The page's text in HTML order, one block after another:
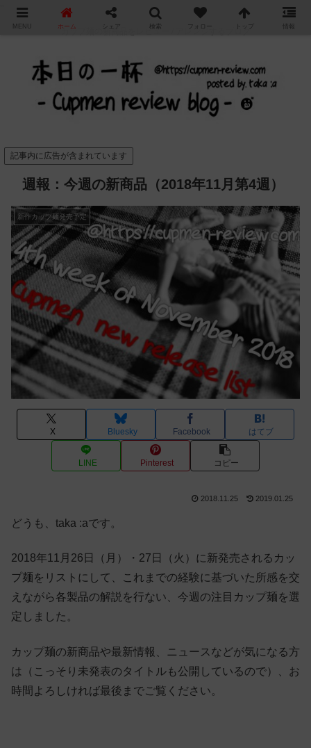
カップ麺の新商品をレビュー / アレンジするブログ
記事内に広告が含まれています
週報：今週の新商品（2018年11月第4週）
新作カップ麺発売予定
X Bluesky Facebook はてブ
LINE Pinterest コピー
2018.11.25 2019.01.25
どうも、taka :aです。
2018年11月26日（月）・27日（火）に新発売されるカッ
プ麺をリストにして、これまでの経験に基づいた所感を交
えながら各製品の解説を行ない、今週の注目カップ麺を選
定しました。
カップ麺の新商品や最新情報、ニュースなどが気になる方
は（こっそり未発表のタイトルも公開しているので）、お
時間よろしければ最後までご覧ください。
MENU ホーム シェア 検索 フォロー トップ 情報